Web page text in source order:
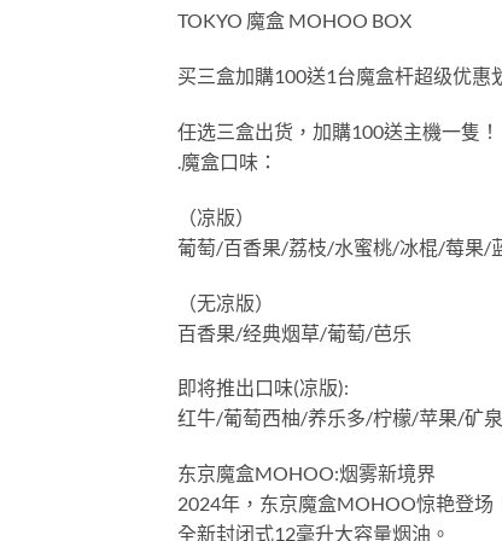
TOKYO 魔盒 MOHOO BOX
买三盒加購100送1台魔盒杆超级优惠
任选三盒出货，加購100送主機一隻！
.魔盒口味：
（凉版）
葡萄/百香果/荔枝/水蜜桃/冰棍/莓果/
（无凉版）
百香果/经典烟草/葡萄/芭乐
即将推出口味(凉版):
红牛/葡萄西柚/养乐多/柠檬/苹果/矿
东京魔盒MOHOO:烟雾新境界
2024年，东京魔盒MOHOO惊艳登场
全新封闭式12毫升大容量烟油。